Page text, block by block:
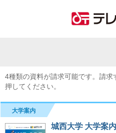
4種類の資料が請求可能です。請
押してください。
大学案内
城西大学 大学案